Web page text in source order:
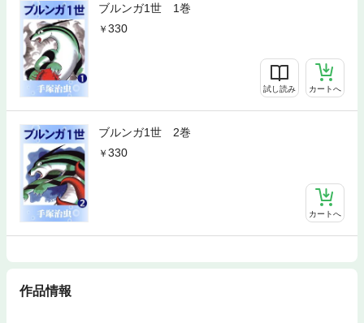
ブルンガ1世 1巻
330
試し読み カートへ
ブルンガ1世 2巻
330
カートへ
作品情報